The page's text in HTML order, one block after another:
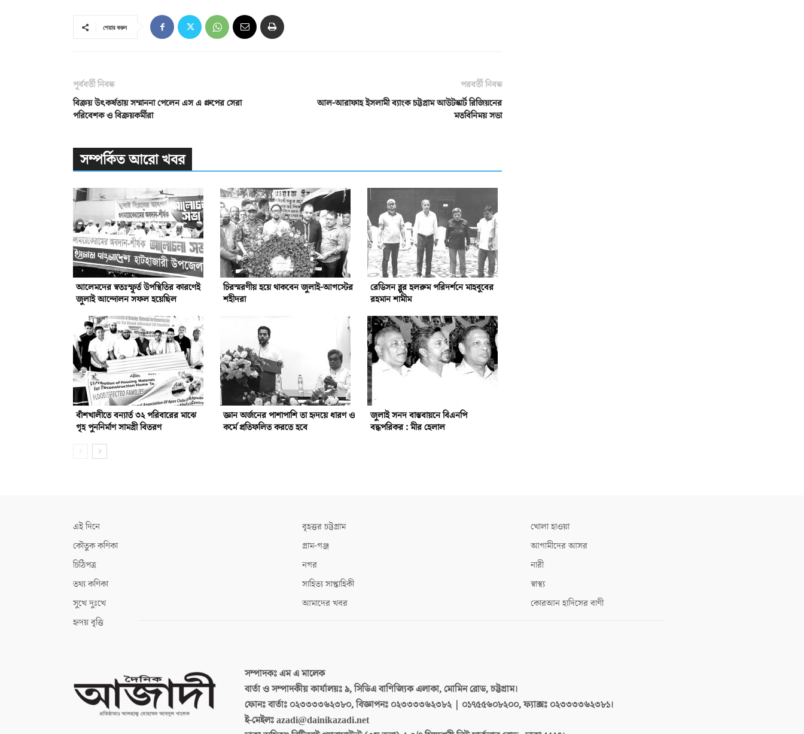
শেয়ার করুন
পূর্ববর্তী নিবন্ধ
বিক্রয় উৎকর্ষতায় সম্মাননা পেলেন এস এ গ্রুপের সেরা
পরিবেশক ও বিক্রয়কর্মীরা
পরবর্তী নিবন্ধ
আল-আরাফাহ ইসলামী ব্যাংক চট্টগ্রাম আউটস্কার্ট রিজিয়নের
মতবিনিময় সভা
সম্পর্কিত আরো খবর
আলেমদের স্বতঃস্ফূর্ত উপস্থিতির কারণেই
জুলাই আন্দোলন সফল হয়েছিল
চিরস্মরণীয় হয়ে থাকবেন জুলাই-আগস্টের
শহীদরা
রেডিসন ব্লুর হলরুম পরিদর্শনে মাহবুবের
রহমান শামীম
বাঁশখালীতে বন্যার্ত ৩২ পরিবারের মাঝে
গৃহ পুননির্মাণ সামগ্রী বিতরণ
জ্ঞান অর্জনের পাশাপাশি তা হৃদয়ে ধারণ ও
কর্মে প্রতিফলিত করতে হবে
জুলাই সনদ বাস্তবায়নে বিএনপি
বদ্ধপরিকর : মীর হেলাল
এই দিনে
কৌতুক কণিকা
চিঠিপত্র
তথ্য কণিকা
সুখে দুঃখে
হৃদয় বৃত্তি
বৃহত্তর চট্টগ্রাম
গ্রাম-গঞ্জ
নগর
সাহিত্য সাপ্তাহিকী
আমাদের খবর
খোলা হাওয়া
আগামীদের আসর
নারী
স্বাস্থ্য
কোরআন হাদিসের বাণী
সম্পাদকঃএম এ মালেক
বার্তা ও সম্পাদকীয় কার্যালয়ঃ৯, সিডিএ বাণিজ্যিক এলাকা, মোমিন রোড, চট্টগ্রাম।
ফোনঃ বার্তাঃ ০২৩৩৩৩৬২৩৮০, বিজ্ঞাপনঃ ০২৩৩৩৩৬২৩৮২ | ০১৭৫৫৬০৮২০০, ফ্যাক্সঃ ০২৩৩৩৩৬২৩৮১।
ই-মেইলঃazadi@dainikazadi.net